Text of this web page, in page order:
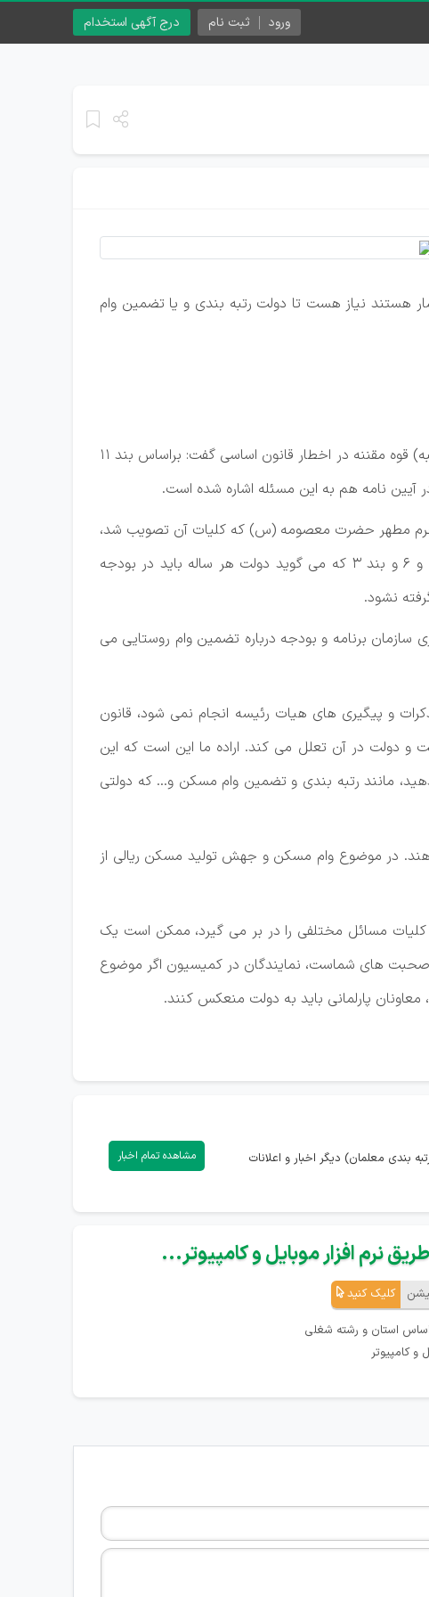
درج آگهی استخدام ورود ثبت نام
هستند نیاز هست تا دولت رتبه بندی و یا تضمین وام
به گزارش خبرنگار پارلمانی خبرگزاری تسنیم، علیرضا سلیمی عضو هیئت رئیسه مجلس در نشست علنی امروز (چهارشنبه) قوه مقننه در اخطار قانون اساسی گفت: براساس بند 11
نامه هم به این مسئله اشاره شده است.
حرم مطهر حضرت معصومه (س) که کلیات آن تصویب شد،
اگر واقعا بار مالی داشته باشد و اصل هفتاد و پنجی باشد، همانطور که رئیس مجلس به درستی گفتند، بندهای 4 و 6 و بند 3 که می گوید دولت هر ساله باید در بودجه
نشود.
سازمان برنامه و بودجه درباره تضمین وام روستایی می
و پیگیری های هیات رئیسه انجام نمی شود، قانون
و دولت در آن تعلل می کند. اراده ما این است که این
مانند رتبه بندی و تضمین وام مسکن و... که دولتی
دهند. در موضوع وام مسکن و جهش تولید مسکن ریالی از
مسائل مختلفی را در بر می گیرد، ممکن است یک
صحبت های شماست، نمایندگان در کمیسیون اگر موضوع
پارلمانی باید به دولت منعکس کنند.
بندی معلمان) دیگر اخبار و اعلانات
مشاهده تمام اخبار
نرم افزار موبایل و کامپیوتر...
کلیک کنید
استان و رشته شغلی
کامپیوتر